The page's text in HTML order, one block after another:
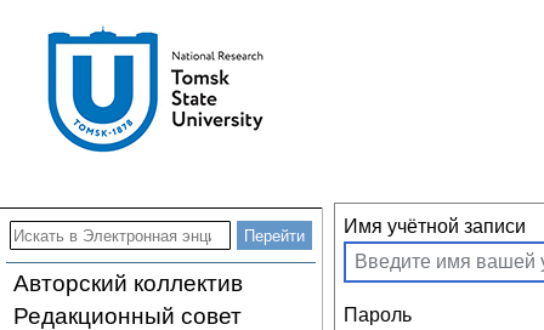
Авторский коллектив
Редакционный совет
Имя учётной записи
Пароль